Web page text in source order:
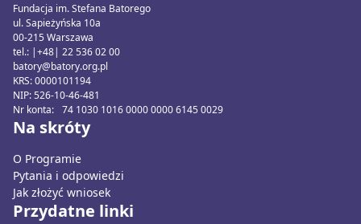
Fundacja im. Stefana Batorego
ul. Sapieżyńska 10a
00-215 Warszawa
tel.: |+48| 22 536 02 00
batory@batory.org.pl
KRS: 0000101194
NIP: 526-10-46-481
Nr konta: 74 1030 1016 0000 0000 6145 0029
Na skróty
O Programie
Pytania i odpowiedzi
Jak złożyć wniosek
Przydatne linki